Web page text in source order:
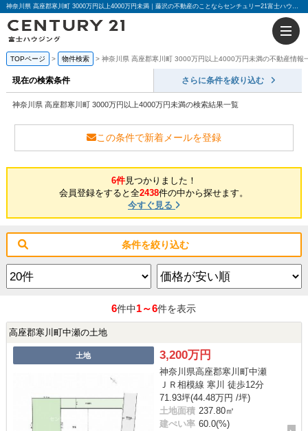
神奈川県 高座郡寒川町 3000万円以上4000万円未満｜藤沢の不動産のことならセンチュリー21富士ハウジング
TOPページ 物件検索 神奈川県 高座郡寒川町 3000万円以上4000万円未満の不動産情報
現在の検索条件 さらに条件を絞り込む
神奈川県 高座郡寒川町 3000万円以上4000万円未満の検索結果一覧
この条件で新着メールを登録
6件見つかりました！
会員登録をすると全2438件の中から探せます。
今すぐ見る
条件を絞り込む
6件中1～6件を表示
高座郡寒川町中瀬の土地
土地 3,200万円
神奈川県高座郡寒川町中瀬
ＪＲ相模線 寒川 徒歩12分
71.93坪(44.48万円 /坪)
土地面積 237.80㎡
建ぺい率 60.0(%)